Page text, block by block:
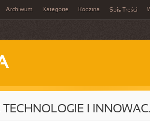
Archiwum Kategorie Rodzina Spis Treści
TECHNOLOGIE I